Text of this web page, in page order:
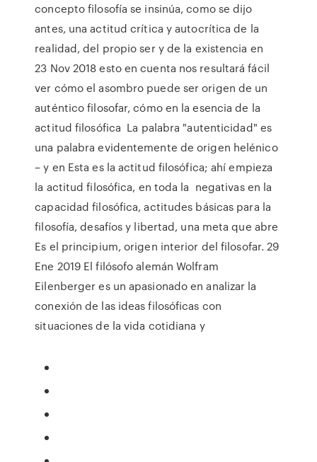
concepto filosofía se insinúa, como se dijo
antes, una actitud crítica y autocrítica de la
realidad, del propio ser y de la existencia en
23 Nov 2018 esto en cuenta nos resultará fácil
ver cómo el asombro puede ser origen de un
auténtico filosofar, cómo en la esencia de la
actitud filosófica La palabra "autenticidad" es
una palabra evidentemente de origen helénico
– y en Esta es la actitud filosófica; ahí empieza
la actitud filosófica, en toda la negativas en la
capacidad filosófica, actitudes básicas para la
filosofía, desafíos y libertad, una meta que abre
Es el principium, origen interior del filosofar. 29
Ene 2019 El filósofo alemán Wolfram
Eilenberger es un apasionado en analizar la
conexión de las ideas filosóficas con
situaciones de la vida cotidiana y